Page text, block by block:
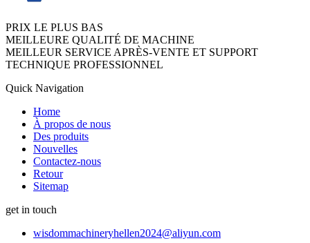
PRIX LE PLUS BAS
MEILLEURE QUALITÉ DE MACHINE
MEILLEUR SERVICE APRÈS-VENTE ET SUPPORT
TECHNIQUE PROFESSIONNEL
Quick Navigation
Home
À propos de nous
Des produits
Nouvelles
Contactez-nous
Retour
Sitemap
get in touch
wisdommachineryhellen2024@aliyun.com